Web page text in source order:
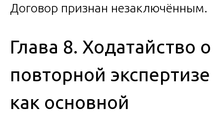
Договор признан незаключённым.
Глава 8. Ходатайство о
повторной экспертизе
как основной